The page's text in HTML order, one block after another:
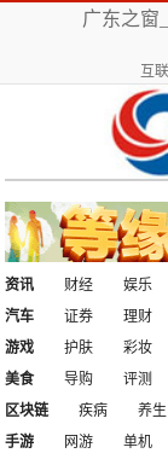
广东之窗
互
资讯 财经 娱乐
汽车
证券 理财
游戏
护肤
彩妆
美食
导购 评测
区块链
疾病
养生
手游
网游 单机